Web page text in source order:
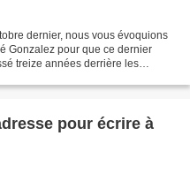
dernier, nous vous évoquions
Gonzalez pour que ce dernier
treize années derrière les
pour écrire à